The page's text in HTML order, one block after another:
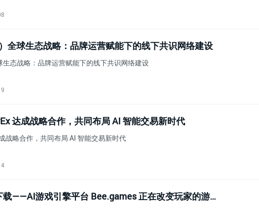
全球生态战略：品牌运营赋能下的线下共识网络建设
生态战略：品牌运营赋能下的线下共识网络建设
达成战略合作，共同布局 AI 智能交易新时代
战略合作，共同布局 AI 智能交易新时代
免费、即玩、无需下载——AI游戏引擎平台 Bee.games 正在改变玩家的游戏方式